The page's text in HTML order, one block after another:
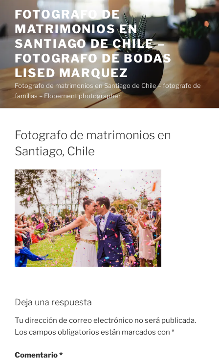
contenido
FOTOGRAFO DE
MATRIMONIOS EN
SANTIAGO DE CHILE –
FOTOGRAFO DE BODAS
LISED MARQUEZ
Fotografo de matrimonios en Santiago de Chile – fotografo de
familias – Elopement photographer
Fotografo de matrimonios en
Santiago, Chile
Deja una respuesta
Tu dirección de correo electrónico no será publicada.
Los campos obligatorios están marcados con *
Comentario*